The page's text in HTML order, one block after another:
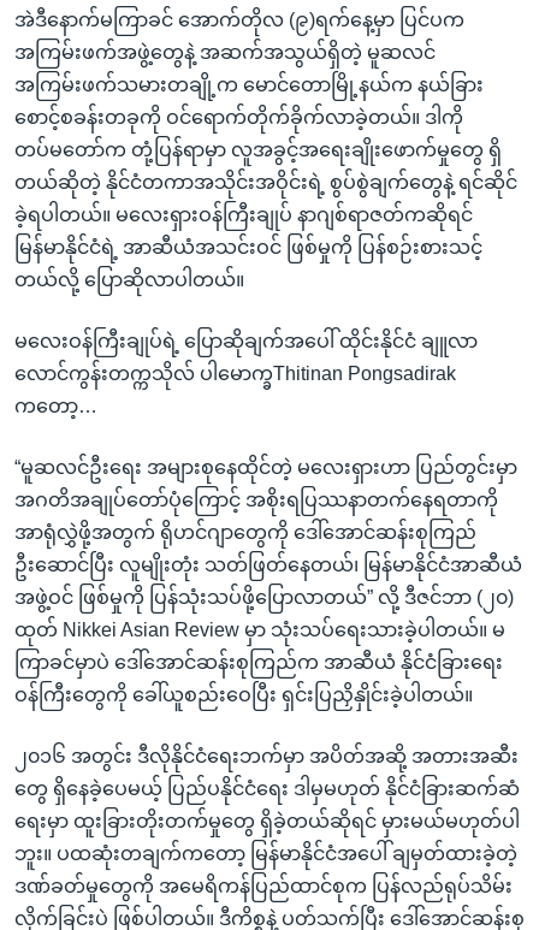
အဲဒီနောက်မကြာခင် အောက်တိုလ (၉)ရက်နေ့မှာ ပြင်ပက
အကြမ်းဖက်အဖွဲ့တွေနဲ့ အဆက်အသွယ်ရှိတဲ့ မူဆလင်
အကြမ်းဖက်သမားတချို့က မောင်တောမြို့နယ်က နယ်ခြား
စောင့်စခန်းတခုကို ဝင်ရောက်တိုက်ခိုက်လာခဲ့တယ်။ ဒါကို
တပ်မတော်က တုံ့ပြန်ရာမှာ လူအခွင့်အရေးချိုးဖောက်မှုတွေ ရှိ
တယ်ဆိုတဲ့ နိုင်ငံတကာအသိုင်းအဝိုင်းရဲ့ စွပ်စွဲချက်တွေနဲ့ ရင်ဆိုင်
ခဲ့ရပါတယ်။ မလေးရှားဝန်ကြီးချုပ် နာဂျစ်ရာဇတ်ကဆိုရင်
မြန်မာနိုင်ငံရဲ့ အာဆီယံအသင်းဝင် ဖြစ်မှုကို ပြန်စဉ်းစားသင့်
တယ်လို့ ပြောဆိုလာပါတယ်။
မလေးဝန်ကြီးချုပ်ရဲ့ ပြောဆိုချက်အပေါ် ထိုင်းနိုင်ငံ ချူလာ
လောင်ကွန်းတက္ကသိုလ် ပါမောက္ခThitinan Pongsadirak
ကတော့…
“မူဆလင်ဦးရေး အများစုနေထိုင်တဲ့ မလေးရှားဟာ ပြည်တွင်းမှာ
အဂတိအချုပ်တော်ပုံကြောင့် အစိုးရပြဿနာတက်နေရတာကို
အာရုံလွှဲဖို့အတွက် ရိုဟင်ဂျာတွေကို ဒေါ်အောင်ဆန်းစုကြည်
ဦးဆောင်ပြီး လူမျိုးတုံး သတ်ဖြတ်နေတယ်၊ မြန်မာနိုင်ငံအာဆီယံ
အဖွဲ့ဝင် ဖြစ်မှုကို ပြန်သုံးသပ်ဖို့ပြောလာတယ်” လို့ ဒီဇင်ဘာ (၂၀)
ထုတ် Nikkei Asian Review မှာ သုံးသပ်ရေးသားခဲ့ပါတယ်။ မ
ကြာခင်မှာပဲ ဒေါ်အောင်ဆန်းစုကြည်က အာဆီယံ နိုင်ငံခြားရေး
ဝန်ကြီးတွေကို ခေါ်ယူစည်းဝေပြီး ရှင်းပြညှိနှိုင်းခဲ့ပါတယ်။
၂၀၁၆ အတွင်း ဒီလိုနိုင်ငံရေးဘက်မှာ အပိတ်အဆို့ အတားအဆီး
တွေ ရှိနေခဲ့ပေမယ့် ပြည်ပနိုင်ငံရေး ဒါမှမဟုတ် နိုင်ငံခြားဆက်ဆံ
ရေးမှာ ထူးခြားတိုးတက်မှုတွေ ရှိခဲ့တယ်ဆိုရင် မှားမယ်မဟုတ်ပါ
ဘူး။ ပထဆုံးတချက်ကတော့ မြန်မာနိုင်ငံအပေါ် ချမှတ်ထားခဲ့တဲ့
ဒဏ်ခတ်မှုတွေကို အမေရိကန်ပြည်ထာင်စုက ပြန်လည်ရုပ်သိမ်း
လိုက်ခြင်းပဲ ဖြစ်ပါတယ်။ ဒီကိစ္စနဲ့ ပတ်သက်ပြီး ဒေါ်အောင်ဆန်းစု